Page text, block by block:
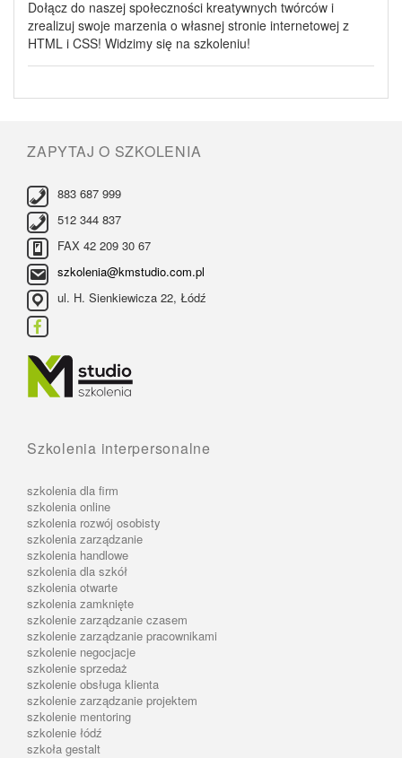
Dołącz do naszej społeczności kreatywnych twórców i
zrealizuj swoje marzenia o własnej stronie internetowej z
HTML i CSS! Widzimy się na szkoleniu!
ZAPYTAJ O SZKOLENIA
883 687 999
512 344 837
FAX 42 209 30 67
szkolenia@kmstudio.com.pl
ul. H. Sienkiewicza 22, Łódź
Szkolenia interpersonalne
szkolenia dla firm
szkolenia online
szkolenia rozwój osobisty
szkolenia zarządzanie
szkolenia handlowe
szkolenia dla szkół
szkolenia otwarte
szkolenia zamknięte
szkolenie zarządzanie czasem
szkolenie zarządzanie pracownikami
szkolenie negocjacje
szkolenie sprzedaż
szkolenie obsługa klienta
szkolenie zarządzanie projektem
szkolenie mentoring
szkolenie łódź
szkoła gestalt